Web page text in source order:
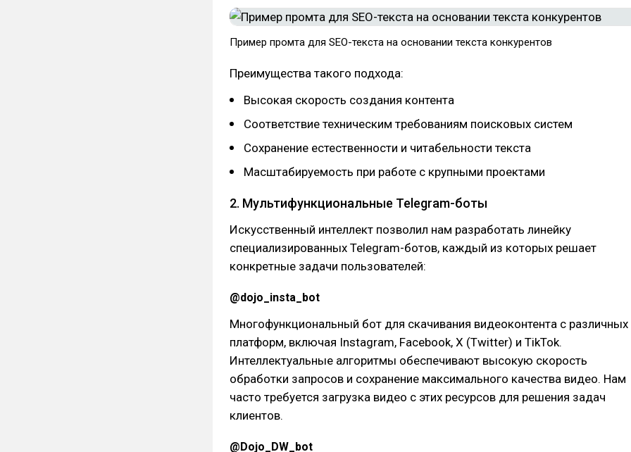
Пример промта для SEO-текста на основании текста конкурентов
Преимущества такого подхода:
Высокая скорость создания контента
Соответствие техническим требованиям поисковых систем
Сохранение естественности и читабельности текста
Масштабируемость при работе с крупными проектами
2. Мультифункциональные Telegram-боты
Искусственный интеллект позволил нам разработать линейку
специализированных Telegram-ботов, каждый из которых решает
конкретные задачи пользователей:
@dojo_insta_bot
Многофункциональный бот для скачивания видеоконтента с различных
платформ, включая Instagram, Facebook, X (Twitter) и TikTok.
Интеллектуальные алгоритмы обеспечивают высокую скорость
обработки запросов и сохранение максимального качества видео. Нам
часто требуется загрузка видео с этих ресурсов для решения задач
клиентов.
@Dojo_DW_bot